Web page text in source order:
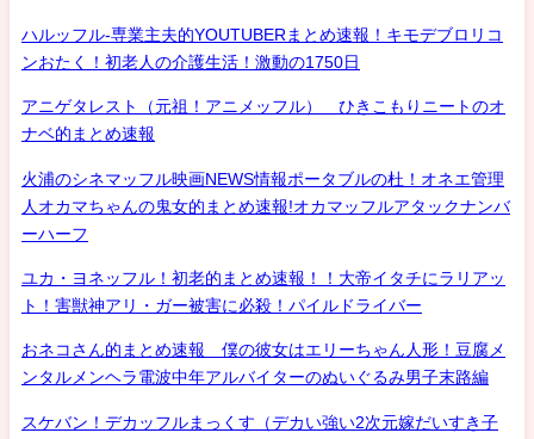
ハルッフル-専業主夫的YOUTUBERまとめ速報！キモデブロリコ
ンおたく！初老人の介護生活！激動の1750日
アニゲタレスト（元祖！アニメッフル） ひきこもりニートのオ
ナベ的まとめ速報
火浦のシネマッフル映画NEWS情報ポータブルの杜！オネエ管理
人オカマちゃんの鬼女的まとめ速報!オカマッフルアタックナンバ
ーハーフ
ユカ・ヨネッフル！初老的まとめ速報！！大帝イタチにラリアッ
ト！害獣神アリ・ガー被害に必殺！パイルドライバー
おネコさん的まとめ速報 僕の彼女はエリーちゃん人形！豆腐メ
ンタルメンヘラ電波中年アルバイターのぬいぐるみ男子末路編
スケバン！デカッフルまっくす（デカい強い2次元嫁だいすき子